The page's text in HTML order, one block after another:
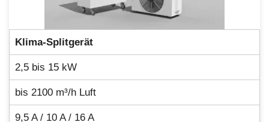
Klima-Splitgerät
2,5 bis 15 kW
bis 2100 m³/h Luft
9,5 A / 10 A / 16 A